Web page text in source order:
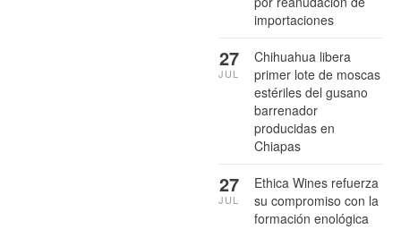
importaciones
Chihuahua libera
primer lote de moscas
estériles del gusano
barrenador
producidas en
Chiapas
27
JUL
Ethica Wines refuerza
su compromiso con la
formación enológica
27
JUL